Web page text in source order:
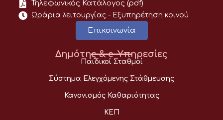
Τηλεφωνικός Κατάλογος (pdf)
Ωράρια λειτουργίας - Eξυπηρέτηση κοινού
Επικοινωνία
Δημότης & e-Υπηρεσίες
Παιδικοί Σταθμοί
Σύστημα Ελεγχόμενης Στάθμευσης
Κανονισμός Καθαριότητας
ΚΕΠ